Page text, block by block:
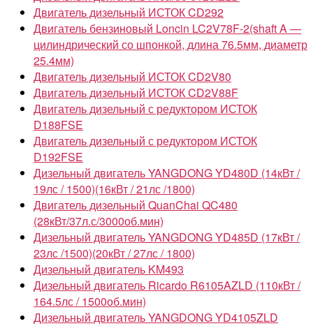
Двигатель дизельный ИСТОК CD292
Двигатель бензиновый Loncin LC2V78F-2(shaft A —
цилиндрический со шпонкой, длина 76.5мм, диаметр
25.4мм)
Двигатель дизельный ИСТОК CD2V80
Двигатель дизельный ИСТОК CD2V88F
Двигатель дизельный с редуктором ИСТОК
D188FSE
Двигатель дизельный с редуктором ИСТОК
D192FSE
Дизельный двигатель YANGDONG YD480D (14кВт /
19лс / 1500)(16кВт / 21лс /1800)
Двигатель дизельный QuanChai QC480
(28кВт/37л.с/3000об.мин)
Дизельный двигатель YANGDONG YD485D (17кВт /
23лс /1500)(20кВт / 27лс / 1800)
Дизельный двигатель KM493
Дизельный двигатель Ricardo R6105AZLD (110кВт /
164.5лс / 1500об.мин)
Дизельный двигатель YANGDONG YD4105ZLD